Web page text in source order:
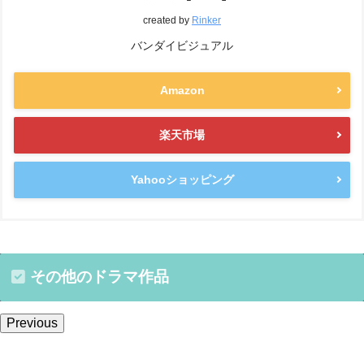
created by Rinker
バンダイビジュアル
Amazon
楽天市場
Yahooショッピング
その他のドラマ作品
Previous